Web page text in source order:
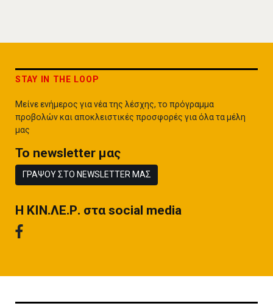
STAY IN THE LOOP
Μείνε ενήμερος για νέα της λέσχης, το πρόγραμμα
προβολών και αποκλειστικές προσφορές για όλα τα μέλη
μας
To newsletter μας
ΓΡΑΨΟΥ ΣΤΟ NEWSLETTER ΜΑΣ
H ΚΙΝ.ΛΕ.Ρ. στα social media